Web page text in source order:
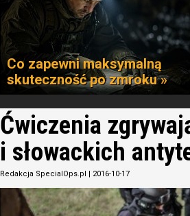
Co zapewni maksymalną
skuteczność po zmroku »
Ćwiczenia
i słowackich
Redakcja SpecialOps.pl | 2016-10-17